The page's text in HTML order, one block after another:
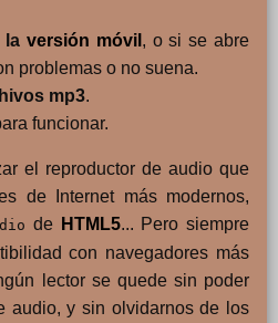
laversión móvil , o si se abre
problemas o no suena.
mp3.
funcionar.
el reproductor de audio que
de Internet más modernos,
de HTML5... Pero siempre
con navegadores más
lector se quede sin poder
audio, y sin olvidarnos de los